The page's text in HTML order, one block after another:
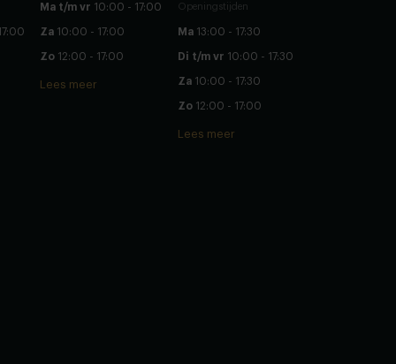
Ma t/m vr 10:00 - 17:00
Za 10:00 - 17:00
Zo 12:00 - 17:00
Lees meer
Openingstijden
Ma13:00 - 17:30
Di t/m vr 10:00 - 17:30
Za10:00 - 17:30
Zo12:00 - 17:00
Lees meer